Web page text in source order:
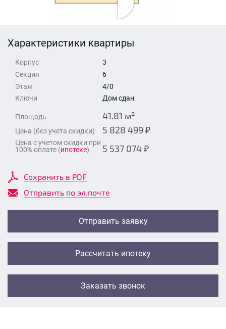
Характеристики квартиры
Корпус
3
Секция
6
Этаж
4/0
Ключи
Дом сдан
Площадь 41.81 м²
Цена (без учета скидки) 5 828 499 ₽
Цена с учетом скидки при
100% оплате (ипотеке) 5 537 074 ₽
Сохранить в PDF
Отправить по эл.почте
Отправить заявку
Рассчитать ипотеку
Заказать звонок
Отправить
Отправить